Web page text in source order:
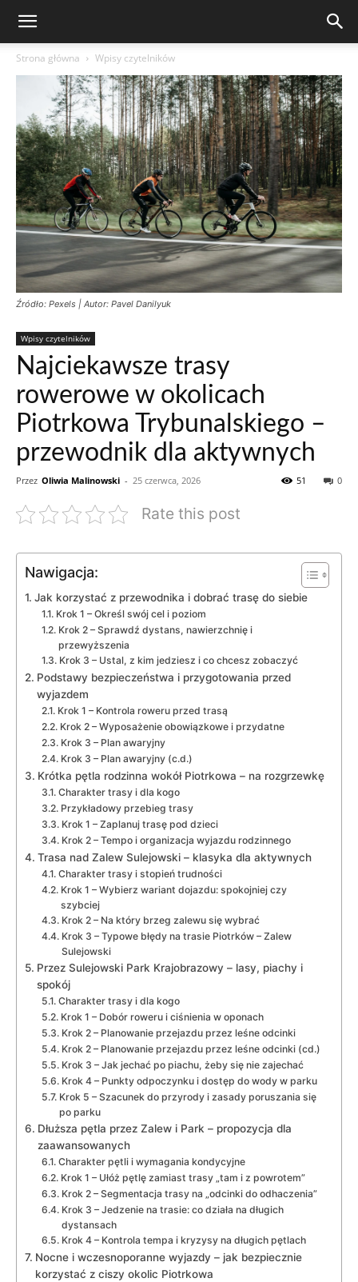
Strona główna Wpisy czytelników
Źródło: Pexels | Autor: Pavel Danilyuk
Wpisy czytelników
Najciekawsze trasy
rowerowe w okolicach
Piotrkowa Trybunalskiego –
przewodnik dla aktywnych
Przez Oliwia Malinowski - 25 czerwca, 2026 0
51
Rate this post
Nawigacja:
Jak korzystać z przewodnika i dobrać trasę do siebie
Krok 1 – Określ swój cel i poziom
Krok 2 – Sprawdź dystans, nawierzchnię i
przewyższenia
Krok 3 – Ustal, z kim jedziesz i co chcesz zobaczyć
Podstawy bezpieczeństwa i przygotowania przed
wyjazdem
Krok 1 – Kontrola roweru przed trasą
Krok 2 – Wyposażenie obowiązkowe i przydatne
Krok 3 – Plan awaryjny
Krok 3 – Plan awaryjny (c.d.)
Krótka pętla rodzinna wokół Piotrkowa – na rozgrzewkę
Charakter trasy i dla kogo
Przykładowy przebieg trasy
Krok 1 – Zaplanuj trasę pod dzieci
Krok 2 – Tempo i organizacja wyjazdu rodzinnego
Trasa nad Zalew Sulejowski – klasyka dla aktywnych
Charakter trasy i stopień trudności
Krok 1 – Wybierz wariant dojazdu: spokojniej czy
szybciej
Krok 2 – Na który brzeg zalewu się wybrać
Krok 3 – Typowe błędy na trasie Piotrków – Zalew
Sulejowski
Przez Sulejowski Park Krajobrazowy – lasy, piachy i
spokój
Charakter trasy i dla kogo
Krok 1 – Dobór roweru i ciśnienia w oponach
Krok 2 – Planowanie przejazdu przez leśne odcinki
Krok 2 – Planowanie przejazdu przez leśne odcinki (cd.)
Krok 3 – Jak jechać po piachu, żeby się nie zajechać
Krok 4 – Punkty odpoczynku i dostęp do wody w parku
Krok 5 – Szacunek do przyrody i zasady poruszania się
po parku
Dłuższa pętla przez Zalew i Park – propozycja dla
zaawansowanych
Charakter pętli i wymagania kondycyjne
Krok 1 – Ułóż pętlę zamiast trasy „tam i z powrotem”
Krok 2 – Segmentacja trasy na „odcinki do odhaczenia”
Krok 3 – Jedzenie na trasie: co działa na długich
dystansach
Krok 4 – Kontrola tempa i kryzysy na długich pętlach
Nocne i wczesnoporanne wyjazdy – jak bezpiecznie
korzystać z ciszy okolic Piotrkowa